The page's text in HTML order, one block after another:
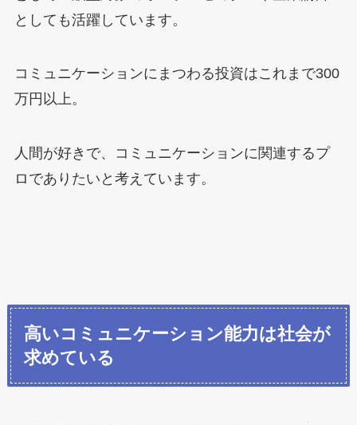
としても活躍しています。
コミュニケーションにまつわる投資はこれまで300
万円以上。
人間が好きで、コミュニケーションに関連するプ
ロでありたいと考えています。
高いコミュニケーション能力は社会が
求めている